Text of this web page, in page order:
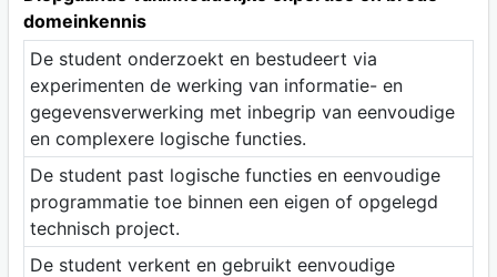
domeinkennis
De student onderzoekt en bestudeert via
experimenten de werking van informatie- en
gegevensverwerking met inbegrip van eenvoudige
en complexere logische functies.
De student past logische functies en eenvoudige
programmatie toe binnen een eigen of opgelegd
technisch project.
De student verkent en gebruikt eenvoudige